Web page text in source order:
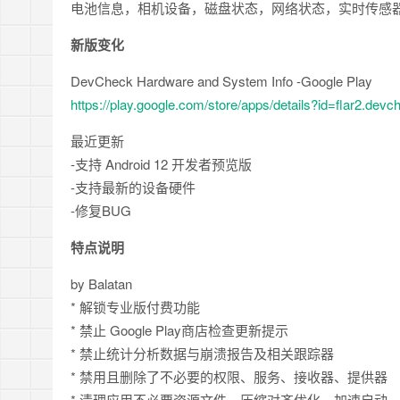
电池信息，相机设备，磁盘状态，网络状态，实时传感
新版变化
DevCheck Hardware and System Info -Google Play
https://play.google.com/store/apps/
最近更新
-支持 Android 12 开发者预览版
-支持最新的设备硬件
-修复BUG
特点说明
by Balatan
* 解锁专业版付费功能
* 禁止 Google Play商店检查更新提示
* 禁止统计分析数据与崩溃报告及相关跟踪器
* 禁用且删除了不必要的权限、服务、接收器、提供器